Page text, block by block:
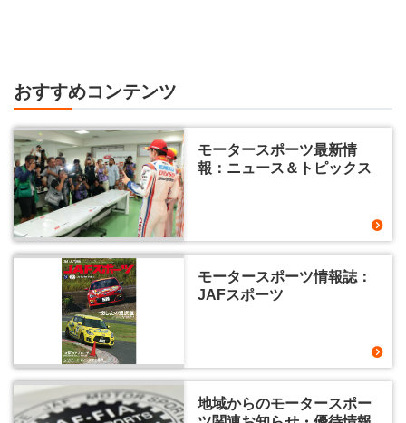
おすすめコンテンツ
モータースポーツ最新情
報：ニュース＆トピックス
モータースポーツ情報誌：
JAFスポーツ
地域からのモータースポー